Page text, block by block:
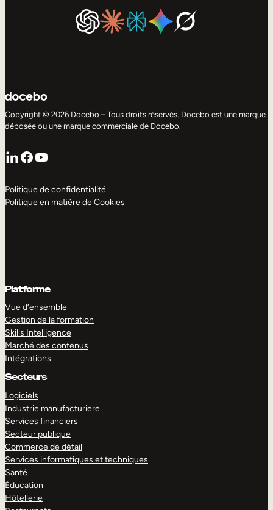
Copyright © 2026 Docebo – Tous droits réservés. Docebo est une marque
déposée ou une marque commerciale de Docebo.
LinkedIn
Facebook
YouTube
Politique de confidentialité
Politique en matière de Cookies
Platforme
Vue d’ensemble
Gestion de la formation
Skills Intelligence
Marché des contenus
Intégrations
Secteurs
Logiciels
Industrie manufacturiere
Services financiers
Secteur publique
Commerce de détail
Services informatiques et techniques
Santé
Éducation
Hôtellerie